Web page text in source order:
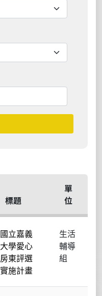
標題
單
位
國立嘉義
大學愛心
房東評選
實施計畫
生活
輔導
組